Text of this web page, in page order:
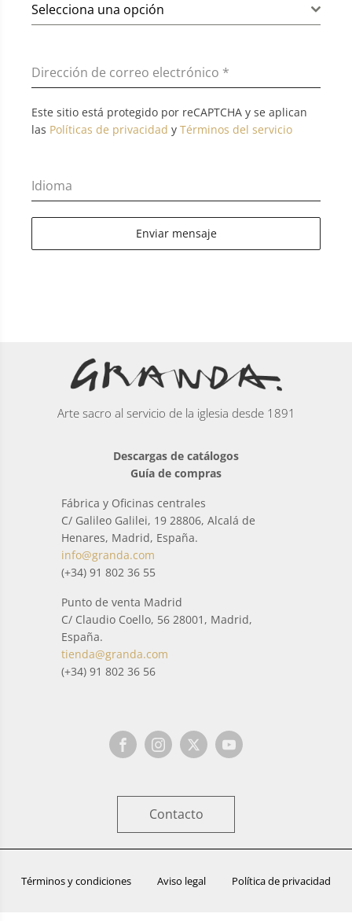
Selecciona una opción
Dirección de correo electrónico *
Este sitio está protegido por reCAPTCHA y se aplican
las Políticas de privacidad y Términos del servicio
Idioma
Enviar mensaje
Arte sacro al servicio de la iglesia desde 1891
Descargas de catálogos
Guía de compras
Fábrica y Oficinas centrales
C/ Galileo Galilei, 19 28806, Alcalá de
Henares, Madrid, España.
info@granda.com
(+34) 91 802 36 55
Punto de venta Madrid
C/ Claudio Coello, 56 28001, Madrid,
España.
tienda@granda.com
(+34) 91 802 36 56
Contacto
Términos y condiciones Aviso legal Política de privacidad